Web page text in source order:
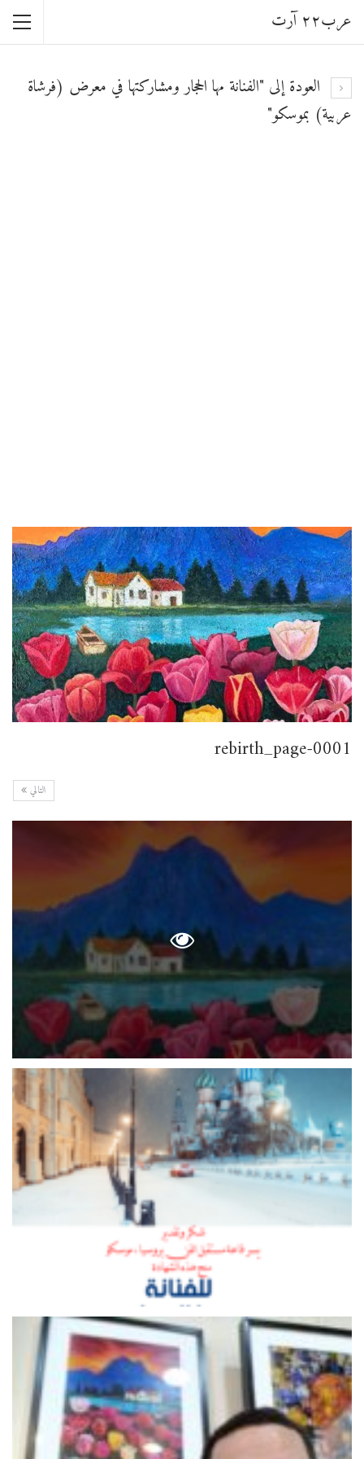
عرب٢٢ آرت
العودة إلى "الفنانة مها الحجار ومشاركتها في معرض (فرشاة
عربية) بموسكو"
rebirth_page-0001
التالي